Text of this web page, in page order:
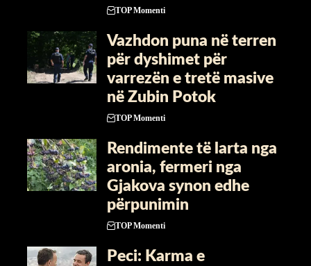
TOP Momenti
Vazhdon puna në terren
për dyshimet për
varrezën e tretë masive
në Zubin Potok
TOP Momenti
Rendimente të larta nga
aronia, fermeri nga
Gjakova synon edhe
përpunimin
TOP Momenti
Peci: Karma e